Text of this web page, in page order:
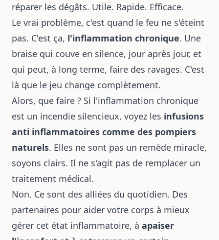
réparer les dégâts. Utile. Rapide. Efficace.
Le vrai problème, c'est quand le feu ne s'éteint
pas. C'est ça, l'inflammation chronique. Une
braise qui couve en silence, jour après jour, et
qui peut, à long terme, faire des ravages. C'est
là que le jeu change complètement.
Alors, que faire ? Si l'inflammation chronique
est un incendie silencieux, voyez les infusions
anti inflammatoires comme des pompiers
naturels. Elles ne sont pas un remède miracle,
soyons clairs. Il ne s'agit pas de remplacer un
traitement médical.
Non. Ce sont des alliées du quotidien. Des
partenaires pour aider votre corps à mieux
gérer cet état inflammatoire, à apaiser